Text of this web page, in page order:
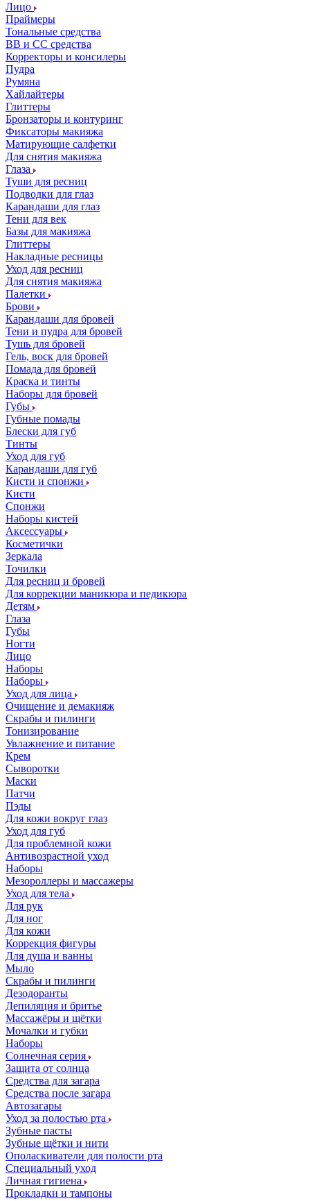
Лицо
Праймеры
Тональные средства
ВВ и СС средства
Корректоры и консилеры
Пудра
Румяна
Хайлайтеры
Глиттеры
Бронзаторы и контуринг
Фиксаторы макияжа
Матирующие салфетки
Для снятия макияжа
Глаза
Туши для ресниц
Подводки для глаз
Карандаши для глаз
Тени для век
Базы для макияжа
Глиттеры
Накладные ресницы
Уход для ресниц
Для снятия макияжа
Палетки
Брови
Карандаши для бровей
Тени и пудра для бровей
Тушь для бровей
Гель, воск для бровей
Помада для бровей
Краска и тинты
Наборы для бровей
Губы
Губные помады
Блески для губ
Тинты
Уход для губ
Карандаши для губ
Кисти и спонжи
Кисти
Спонжи
Наборы кистей
Аксессуары
Косметички
Зеркала
Точилки
Для ресниц и бровей
Для коррекции маникюра и педикюра
Детям
Глаза
Губы
Ногти
Лицо
Наборы
Наборы
Уход для лица
Очищение и демакияж
Скрабы и пилинги
Тонизирование
Увлажнение и питание
Крем
Сыворотки
Маски
Патчи
Пэды
Для кожи вокруг глаз
Уход для губ
Для проблемной кожи
Антивозрастной уход
Наборы
Мезороллеры и массажеры
Уход для тела
Для рук
Для ног
Для кожи
Коррекция фигуры
Для душа и ванны
Мыло
Скрабы и пилинги
Дезодоранты
Депиляция и бритье
Массажёры и щётки
Мочалки и губки
Наборы
Солнечная серия
Защита от солнца
Средства для загара
Средства после загара
Автозагары
Уход за полостью рта
Зубные пасты
Зубные щётки и нити
Ополаскиватели для полости рта
Специальный уход
Личная гигиена
Прокладки и тампоны